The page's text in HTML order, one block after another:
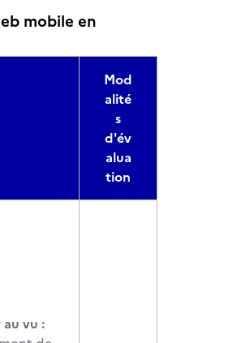
mobile en
Mod
alité
s
d'év
alua
tion
vu :